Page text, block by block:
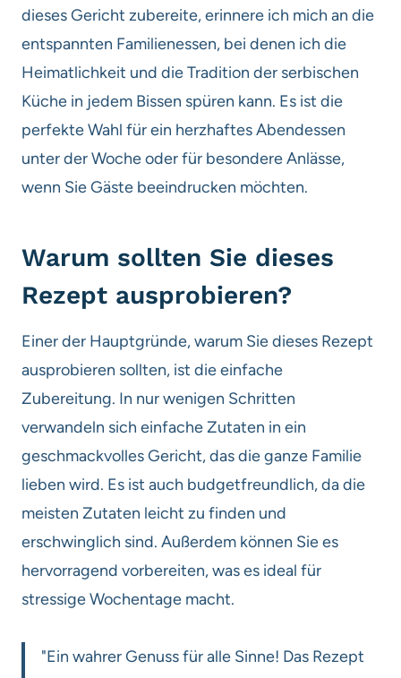
dieses Gericht zubereite, erinnere ich mich an die
entspannten Familienessen, bei denen ich die
Heimatlichkeit und die Tradition der serbischen
Küche in jedem Bissen spüren kann. Es ist die
perfekte Wahl für ein herzhaftes Abendessen
unter der Woche oder für besondere Anlässe,
wenn Sie Gäste beeindrucken möchten.
Warum sollten Sie dieses
Rezept ausprobieren?
Einer der Hauptgründe, warum Sie dieses Rezept
ausprobieren sollten, ist die einfache
Zubereitung. In nur wenigen Schritten
verwandeln sich einfache Zutaten in ein
geschmackvolles Gericht, das die ganze Familie
lieben wird. Es ist auch budgetfreundlich, da die
meisten Zutaten leicht zu finden und
erschwinglich sind. Außerdem können Sie es
hervorragend vorbereiten, was es ideal für
stressige Wochentage macht.
"Ein wahrer Genuss für alle Sinne! Das Rezept